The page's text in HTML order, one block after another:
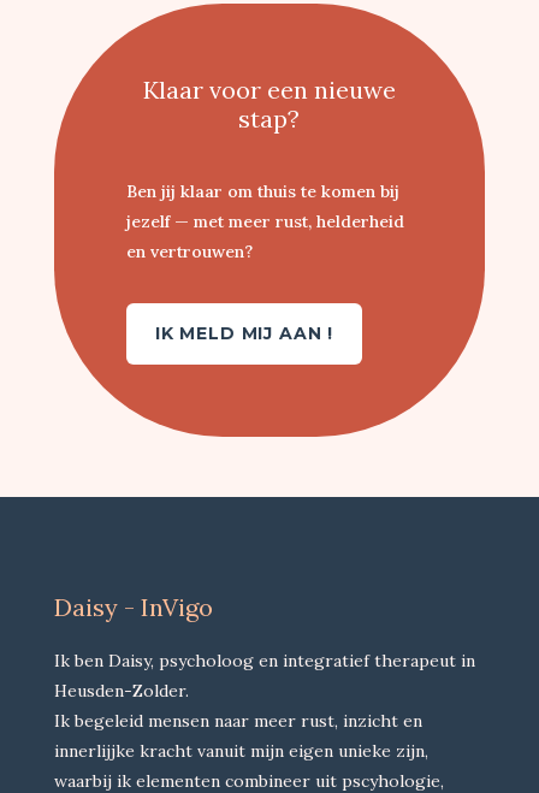
Klaar voor een nieuwe
stap?
Ben jij klaar om thuis te komen bij
jezelf — met meer rust, helderheid
en vertrouwen?
IK MELD MIJ AAN !
Daisy - InVigo
Ik ben Daisy, psycholoog en integratief therapeut in
Heusden-Zolder.
Ik begeleid mensen naar meer rust, inzicht en
innerlijjke kracht vanuit mijn eigen unieke zijn,
waarbij ik elementen combineer uit pscyhologie,